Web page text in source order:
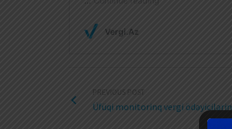
PREVIOUS POST
Üfüqi monitorinq vergi